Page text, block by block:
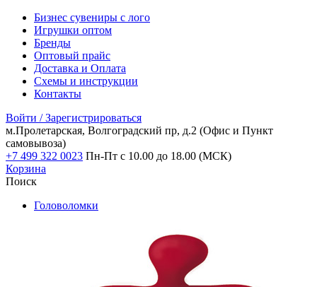
Бизнес сувениры с лого
Игрушки оптом
Бренды
Оптовый прайс
Доставка и Оплата
Схемы и инструкции
Контакты
Войти / Зарегистрироваться
м.Пролетарская, Волгоградский пр, д.2 (Офис и Пункт
самовывоза)
+7 499 322 0023 Пн-Пт с 10.00 до 18.00 (МСК)
Корзина
Поиск
Головоломки